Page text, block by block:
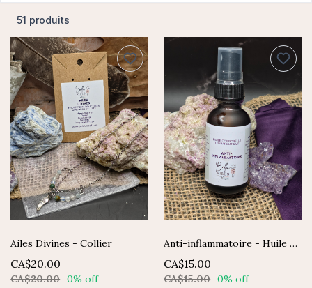
51 produits
Ailes Divines - Collier
CA$20.00
CA$20.00 0% off
Anti-inflammatoire - Huile Corporelle Thérapeutique
CA$15.00
CA$15.00 0% off